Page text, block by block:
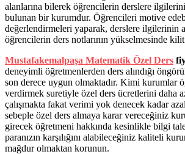
alanlarına bilerek öğrencilerin derslere ilgilerini
bulunan bir kurumdur. Öğrencileri motive
değerlendirmeleri yaparak, derslere ilgilerinin
öğrencilerin ders notlarının yükselmesinde
Mustafakemalpaşa Matematik Özel Ders
deneyimli öğretmenlerden ders alındığı
son derece uygun olmaktadır. Kimi kurumlar
verdirmek suretiyle özel ders ücretlerini daha
çalışmakta fakat verimi yok denecek kadar
sebeple özel ders almaya karar vereceğiniz
girecek öğretmeni hakkında kesinlikle bilgi
paranızın karşılığını alabileceğiniz kaliteli
mağdur olmaktan korunun.